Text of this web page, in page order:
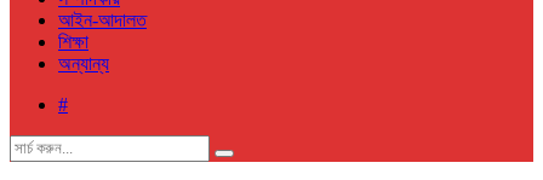
আইন-আদালত
শিক্ষা
অন্যান্য
#